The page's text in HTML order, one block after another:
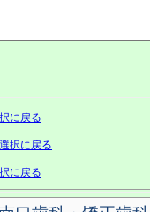
に戻る
択に戻る
に戻る